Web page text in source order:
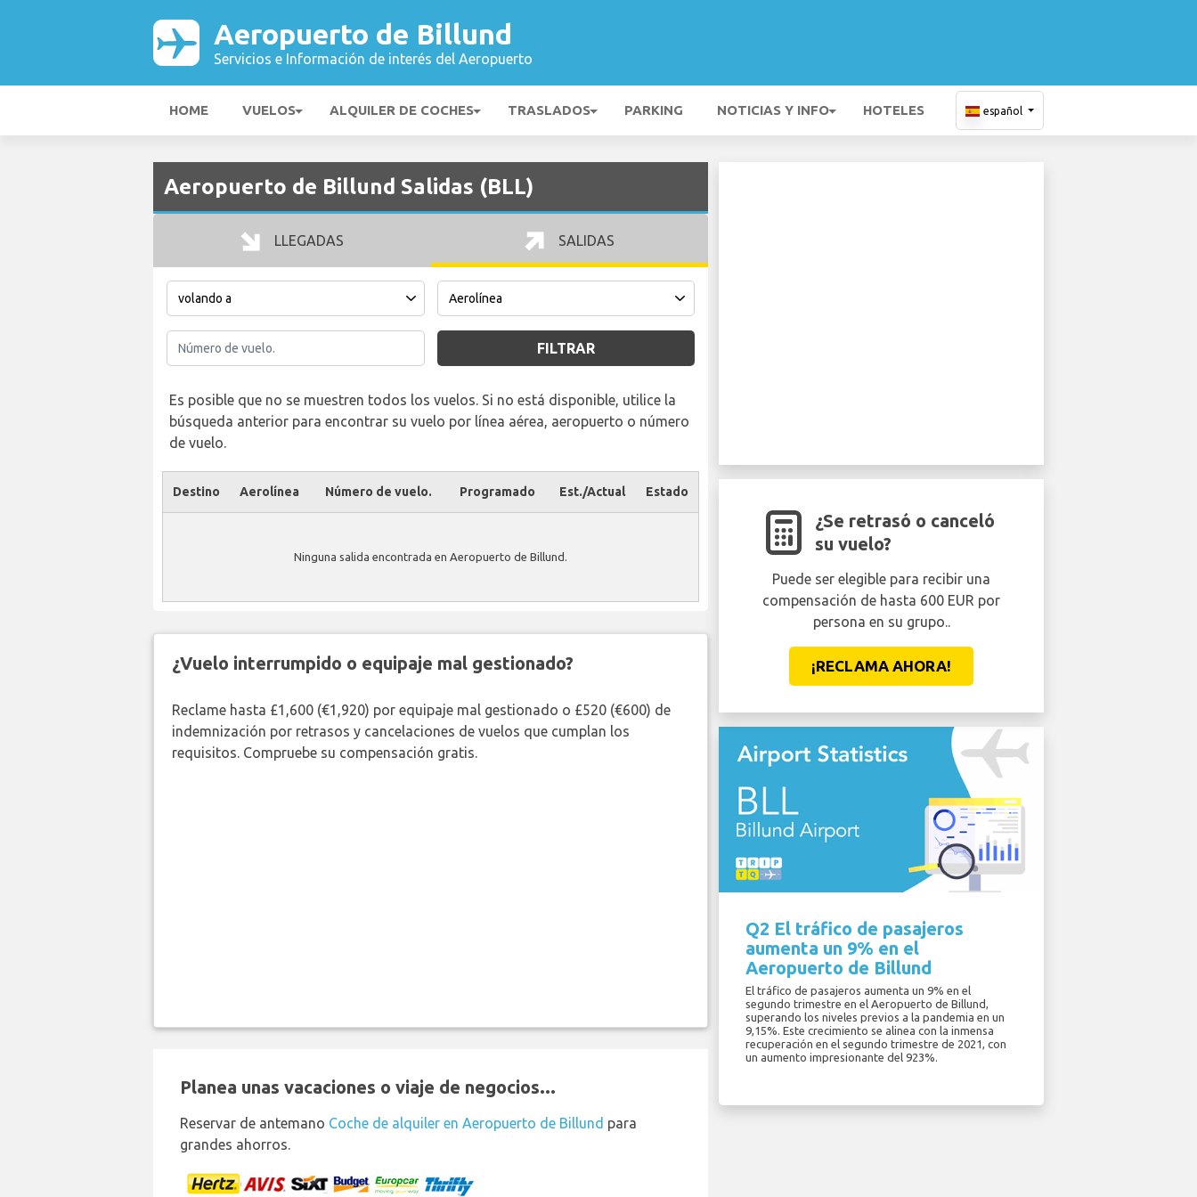
Aeropuerto de Billund
Servicios e Información de interés del Aeropuerto
HOME VUELOS ALQUILER DE COCHES TRASLADOS PARKING NOTICIAS Y INFO HOTELES español
Aeropuerto de Billund Salidas (BLL)
LLEGADAS SALIDAS
FILTRAR
Es posible que no se muestren todos los vuelos. Si no está disponible, utilice la
búsqueda anterior para encontrar su vuelo por línea aérea, aeropuerto o número
de vuelo.
Destino Aerolínea Número de vuelo. Programado Est./Actual Estado
Ninguna salida encontrada en Aeropuerto de Billund.
¿Vuelo interrumpido o equipaje mal gestionado?
Reclame hasta £1,600 (€1,920) por equipaje mal gestionado o £520 (€600) de
indemnización por retrasos y cancelaciones de vuelos que cumplan los
requisitos. Compruebe su compensación gratis.
Planea unas vacaciones o viaje de negocios...
Reservar de antemano Coche de alquiler en Aeropuerto de Billund para
grandes ahorros.
¿Se retrasó o canceló
su vuelo?
Puede ser elegible para recibir una
compensación de hasta 600 EUR por
persona en su grupo..
¡RECLAMA AHORA!
Q2 El tráfico de pasajeros
aumenta un 9% en el
Aeropuerto de Billund
El tráfico de pasajeros aumenta un 9% en el
segundo trimestre en el Aeropuerto de Billund,
superando los niveles previos a la pandemia en un
9,15%. Este crecimiento se alinea con la inmensa
recuperación en el segundo trimestre de 2021, con
un aumento impresionante del 923%.